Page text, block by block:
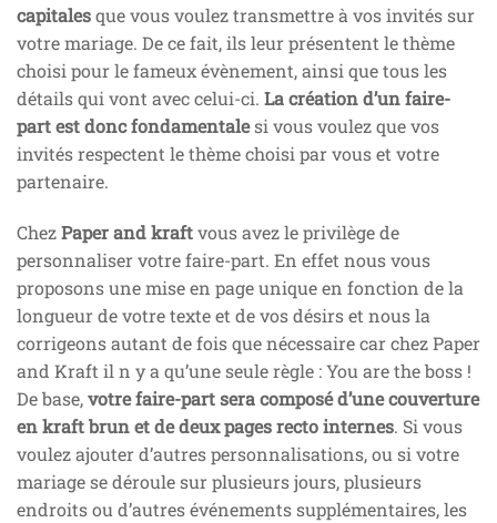
capitalesque vous voulez transmettre à vos invités sur
votre mariage. De ce fait, ils leur présentent le thème
choisi pour le fameux évènement, ainsi que tous les
détails qui vont avec celui-ci. La création d’un faire-
part est donc fondamentalesi vous voulez que vos
invités respectent le thème choisi par vous et votre
partenaire.
ChezPaper and kraftvous avez le privilège de
personnaliser votre faire-part. En effet nous vous
proposons une mise en page unique en fonction de la
longueur de votre texte et de vos désirs et nous la
corrigeons autant de fois que nécessaire car chez Paper
and Kraft il n y a qu’une seule règle : You are the boss !
De base,votre faire-part sera composé d’une couverture
en kraft brun et de deux pages recto internes. Si vous
voulez ajouter d’autres personnalisations, ou si votre
mariage se déroule sur plusieurs jours, plusieurs
endroits ou d’autres événements supplémentaires, les